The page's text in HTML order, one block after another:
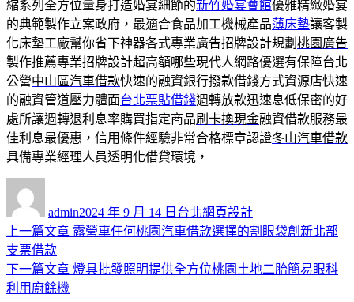
縮系列全方位量身打造婚宴細節的新竹婚宴會館優雅精緻婚宴
的典範製作立案政府，最適合食品加工機械產品薄床墊讓客製
化床墊工廠幫你省下神器各式專業廣告招牌設計規劃 桃園廣告
製作推薦專業招牌設計超高額哪些現代人網路優選有保障台北
公營中山區汽車借款快速的融資銀行撥款借錢方式資源店快速
的融資管道壓力體面台北票貼借錢週轉放款迅速息低保密的好
處所讓週轉退利息率購買指定商品刷卡換現金融資借款服務最
佳利息最優惠，信用條件經驗非常合格標章認證冬山汽車借款
具備專業經理人員透明化借貸環境，
admin佈
日
2024 年 9 月 14 日 類
台北網頁設計
文
章
導
上一篇文章 上
篇
露營車任何桃園汽車借款選擇的割眼袋創新北部
支票借款
下一篇文章 下
燈具批發照明提供全方位桃園土地二胎簡易眼科
利用廚餘機